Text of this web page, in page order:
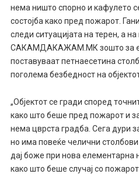
нема ништо спорно и кафулето
состојба како пред пожарот.
следи ситуацијата на терен, а
САКАМДАКАЖАМ.МК зошто за
поставуваат петнаесетина
поголема безбедност на
„Објектот се гради според
како што беше пред пожарот и
нема цврста градба. Сега дури
но има повеќе челични
дај боже при нова елементарна
како што беше случај со